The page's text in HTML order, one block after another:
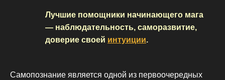
Лучшие помощники начинающего мага
— наблюдательность, саморазвитие,
доверие своей интуиции.
Самопознание является одной из первоочередных